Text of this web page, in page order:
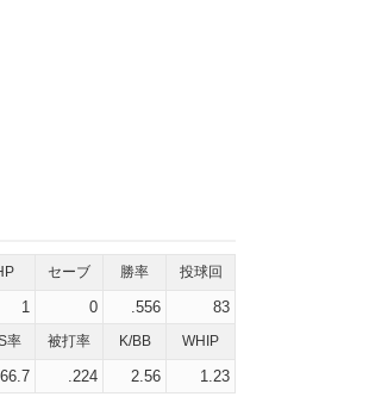
セーブ 勝率 投球回
1 0 .556 83
率 被打率 K/BB WHIP
66.7 .224 2.56 1.23